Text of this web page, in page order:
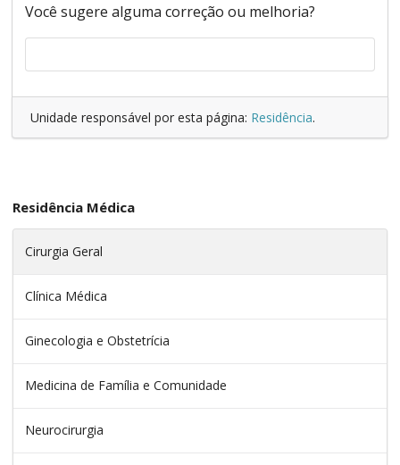
Você sugere alguma correção ou melhoria?
Unidade responsável por esta página: Residência.
Residência Médica
Cirurgia Geral
Clínica Médica
Ginecologia e Obstetrícia
Medicina de Família e Comunidade
Neurocirurgia